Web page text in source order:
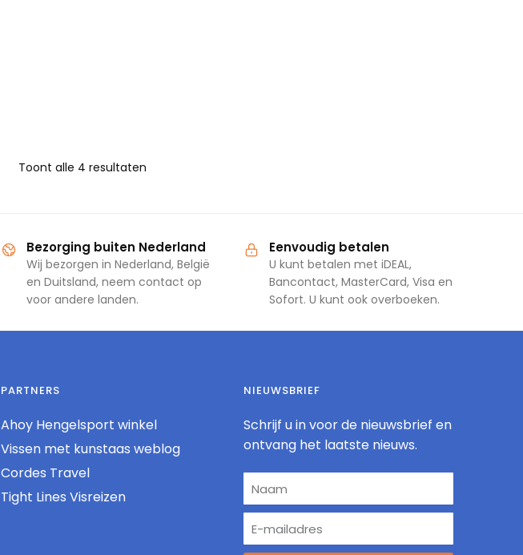
Toont alle 4 resultaten
Bezorging buiten Nederland
Wij bezorgen in Nederland, België
en Duitsland, neem contact op
voor andere landen.
Eenvoudig betalen
U kunt betalen met iDEAL,
Bancontact, MasterCard, Visa en
Sofort. U kunt ook overboeken.
PARTNERS
Ahoy Hengelsport winkel
Vissen met kunstaas weblog
Cordes Travel
Tight Lines Visreizen
NIEUWSBRIEF
Schrijf u in voor de nieuwsbrief en
ontvang het laatste nieuws.